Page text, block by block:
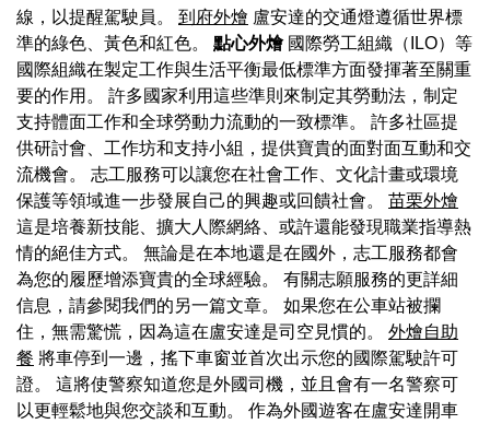
線，以提醒駕駛員。 到府外燴 盧安達的交通燈遵循世界標
準的綠色、黃色和紅色。 點心外燴國際勞工組織（ILO）等
國際組織在製定工作與生活平衡最低標準方面發揮著至關重
要的作用。 許多國家利用這些準則來制定其勞動法，制定
支持體面工作和全球勞動力流動的一致標準。 許多社區提
供研討會、工作坊和支持小組，提供寶貴的面對面互動和交
流機會。 志工服務可以讓您在社會工作、文化計畫或環境
保護等領域進一步發展自己的興趣或回饋社會。 苗栗外燴
這是培養新技能、擴大人際網絡、或許還能發現職業指導熱
情的絕佳方式。 無論是在本地還是在國外，志工服務都會
為您的履歷增添寶貴的全球經驗。 有關志願服務的更詳細
信息，請參閱我們的另一篇文章。 如果您在公車站被攔
住，無需驚慌，因為這在盧安達是司空見慣的。 外燴自助
餐 將車停到一邊，搖下車窗並首次出示您的國際駕駛許可
證。 這將使警察知道您是外國司機，並且會有一名警察可
以更輕鬆地與您交談和互動。 作為外國遊客在盧安達開車